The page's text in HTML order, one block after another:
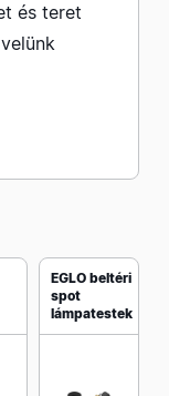
és teret
EGLO beltéri
spot
lámpatestek